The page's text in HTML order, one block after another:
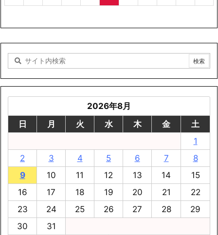
2026年8月
日
月 火 水 木 金
土
1
2
3 4 5 6 7
8
9
10 11 12 13 14
15
16
17 18 19 20 21
22
23
24 25 26 27 28
29
30
31